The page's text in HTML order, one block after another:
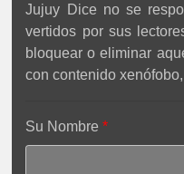
Jujuy Dice no se
vertidos por sus
bloquear o eliminar
con contenido
Su Nombre